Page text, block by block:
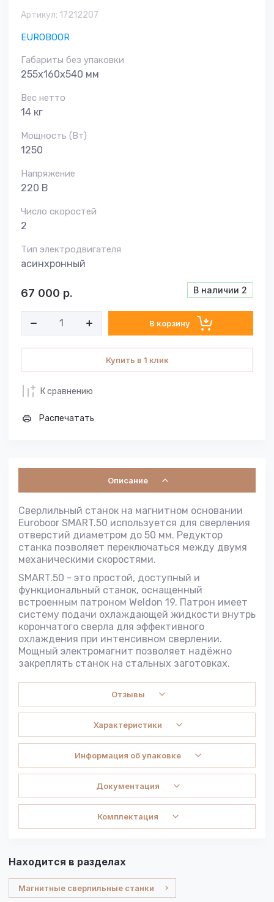
Артикул: 17212207
EUROBOOR
Габариты без упаковки
255x160x540 мм
Вес нетто
14 кг
Мощность (Вт)
1250
Напряжение
220 В
Число скоростей
2
Тип электродвигателя
асинхронный
В наличии 2
67 000 р.
В корзину
Купить в 1 клик
К сравнению
Распечатать
Описание
Сверлильный станок на магнитном основании
Euroboor SMART.50 используется для сверления
отверстий диаметром до 50 мм. Редуктор
станка позволяет переключаться между двумя
механическими скоростями.
SMART.50 - это простой, доступный и
функциональный станок, оснащенный
встроенным патроном Weldon 19. Патрон имеет
систему подачи охлаждающей жидкости внутрь
корончатого сверла для эффективного
охлаждения при интенсивном сверлении.
Мощный электромагнит позволяет надёжно
закреплять станок на стальных заготовках.
Отзывы
Характеристики
Информация об упаковке
Документация
Комплектация
Находится в разделах
Магнитные сверлильные станки